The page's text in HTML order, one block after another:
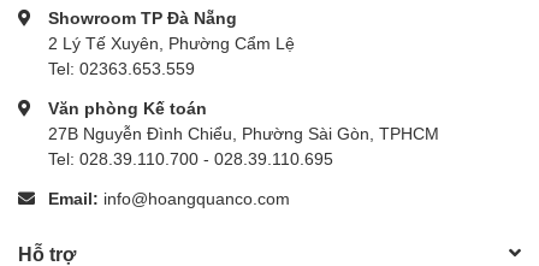
Showroom TP Đà Nẵng
2 Lý Tế Xuyên, Phường Cẩm Lệ
Tel: 02363.653.559
Văn phòng Kế toán
27B Nguyễn Đình Chiểu, Phường Sài Gòn, TPHCM
Tel: 028.39.110.700 - 028.39.110.695
Email: info@hoangquanco.com
Hỗ trợ